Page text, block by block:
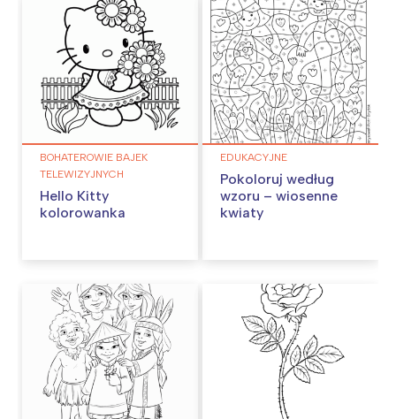
BOHATEROWIE BAJEK
TELEWIZYJNYCH
Hello Kitty
kolorowanka
EDUKACYJNE
Pokoloruj według
wzoru – wiosenne
kwiaty